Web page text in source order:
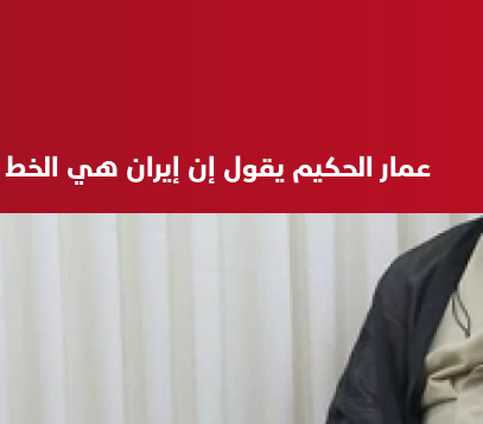
عمار الحكيم يقول إن إيران هي الخط